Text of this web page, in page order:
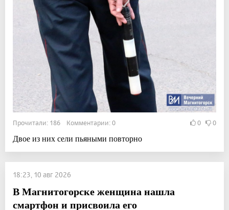
Прочитали: 186 Комментарии: 0 0 0
Двое из них сели пьяными повторно
18:23, 10 авг 2026
В Магнитогорске женщина нашла
смартфон и присвоила его